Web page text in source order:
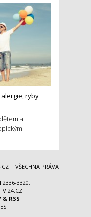
ryby
a
| VŠECHNA PRÁVA
2336-3320,
& RSS